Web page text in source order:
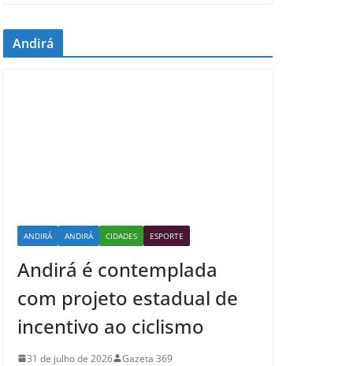
Andirá
ANDIRÁ ANDIRÁ CIDADES ESPORTE
Andirá é contemplada
com projeto estadual de
incentivo ao ciclismo
31 de julho de 2026 Gazeta 369